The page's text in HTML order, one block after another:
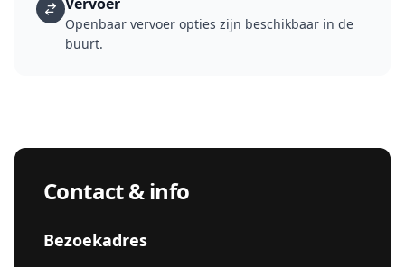
Openbaar vervoer opties zijn beschikbaar in de
buurt.
Contact & info
Bezoekadres